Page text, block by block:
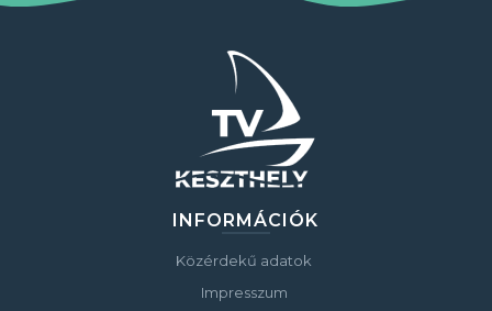
INFORMÁCIÓK
Közérdekű adatok
Impresszum